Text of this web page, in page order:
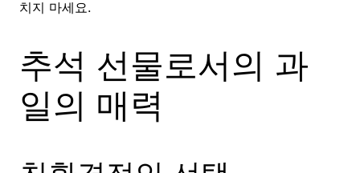
치지 마세요.
추석 선물로서의 과
일의 매력